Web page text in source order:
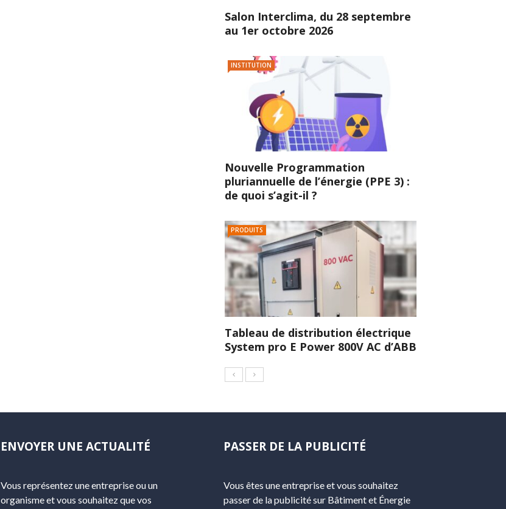
Salon Interclima, du 28 septembre
au 1er octobre 2026
INSTITUTION
Nouvelle Programmation
pluriannuelle de l’énergie (PPE 3) :
de quoi s’agit-il ?
PRODUITS
Tableau de distribution électrique
System pro E Power 800V AC d’ABB
ENVOYER UNE ACTUALITÉ
Vous représentez une entreprise ou un
organisme et vous souhaitez que vos
PASSER DE LA PUBLICITÉ
Vous êtes une entreprise et vous souhaitez
passer de la publicité sur Bâtiment et Énergie